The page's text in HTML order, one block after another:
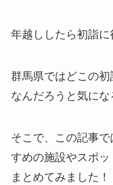
年越ししたら初詣に
群馬県ではどこの
なんだろうと気にな
そこで、この記事
すめの施設やスポ
まとめてみました！